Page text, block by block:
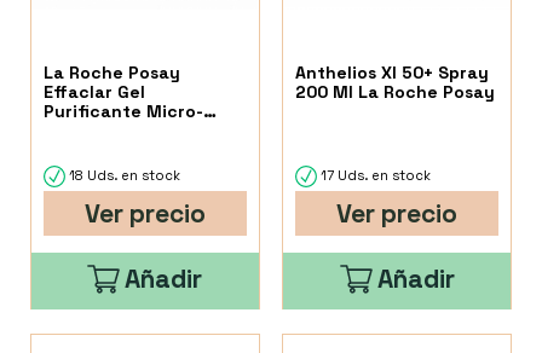
La Roche Posay
Effaclar Gel
Purificante Micro-
18 Uds. en stock
Ver precio
Añadir
Anthelios Xl 50+ Spray
200 Ml La Roche Posay
17 Uds. en stock
Ver precio
Añadir